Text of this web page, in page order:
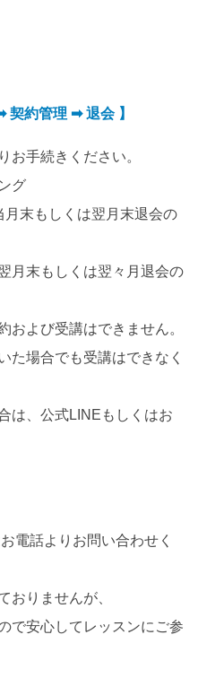
契約管理 ➡ 退会 】
手続きください。
グ
末もしくは翌月末退会の
月末もしくは翌々月退会の
よび受講はできません。
場合でも受講はできなく
は、公式LINEもしくはお
電話よりお問い合わせく
おりませんが、
で安心してレッスンにご参